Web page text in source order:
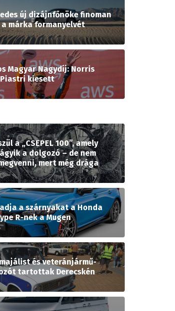
új dizájnfőnöke finoman
márka formanyelvét
Magyar Nagydíj: Norris
kiesett
a „CSEPEL 100”, amely
a dolgozó – de nem
mert még drága
a szárnyakat a Honda
R-nek a Mugen
és veteránjármű-
tartottak Derecskén